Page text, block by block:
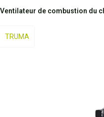
Ventilateur de combustion du
TRUMA